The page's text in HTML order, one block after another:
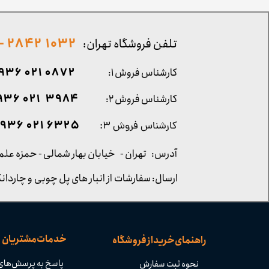
راهنمای خرید از فروشگاه
نحوه ثبت سفارش
خدمات مشتریان
پاسخ به
کارشناس فروش ۳: ۶۳۲۵ ۰۲۱ ۰۹۳۶
آدرس: تهران - خیابان بهار شمالی - حمزه
تلفن فروشگاه تهران: 1032 2842 - 021
کارشناس فروش ۱: 0872 021 0936
کارشناس فروش ۲:
۳۹۸۴ ۰۲۱ ۰۹۳۶
ارسال: سفارشات از انبار های پل چوبی و